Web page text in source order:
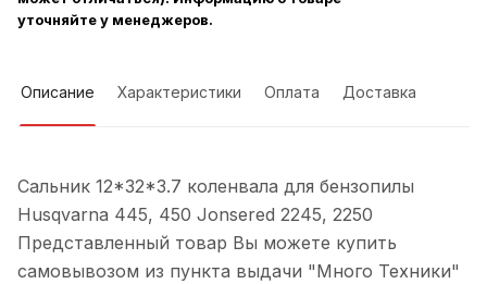
уточняйте у менеджеров.
Описание Характеристики Оплата Доставка
Сальник 12*32*3.7 коленвала для бензопилы
Husqvarna 445, 450 Jonsered 2245, 2250
Представленный товар Вы можете купить
самовывозом из пункта выдачи "Много Техники"